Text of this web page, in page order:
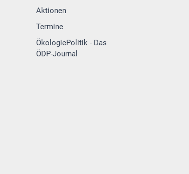
Aktionen
Termine
ÖkologiePolitik - Das
ÖDP-Journal